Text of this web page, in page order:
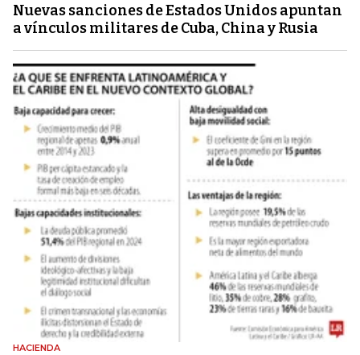
Nuevas sanciones de Estados Unidos apuntan
a vínculos militares de Cuba, China y Rusia
HACIENDA